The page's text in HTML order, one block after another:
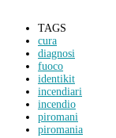
TAGS
cura
diagnosi
fuoco
identikit
incendiari
incendio
piromani
piromania